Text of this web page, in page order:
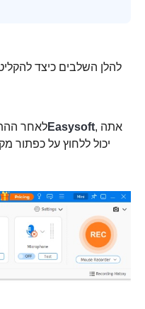
להלן השלבים כיצד להקליט מסך
לאחרמקליט מסך 4Easysoft, אתה
יכול ללחוץ על כפתור